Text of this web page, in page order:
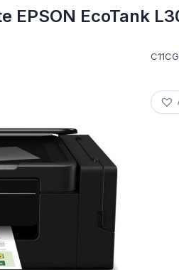
EPSON EcoTank